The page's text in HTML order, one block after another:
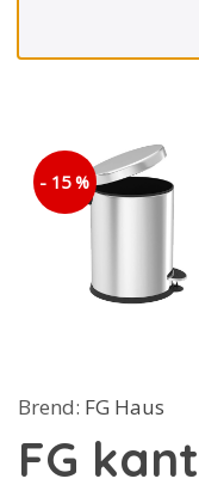
- 15 %
Brend: FG Haus
FG